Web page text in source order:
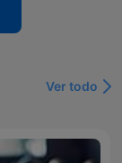
Ver todo